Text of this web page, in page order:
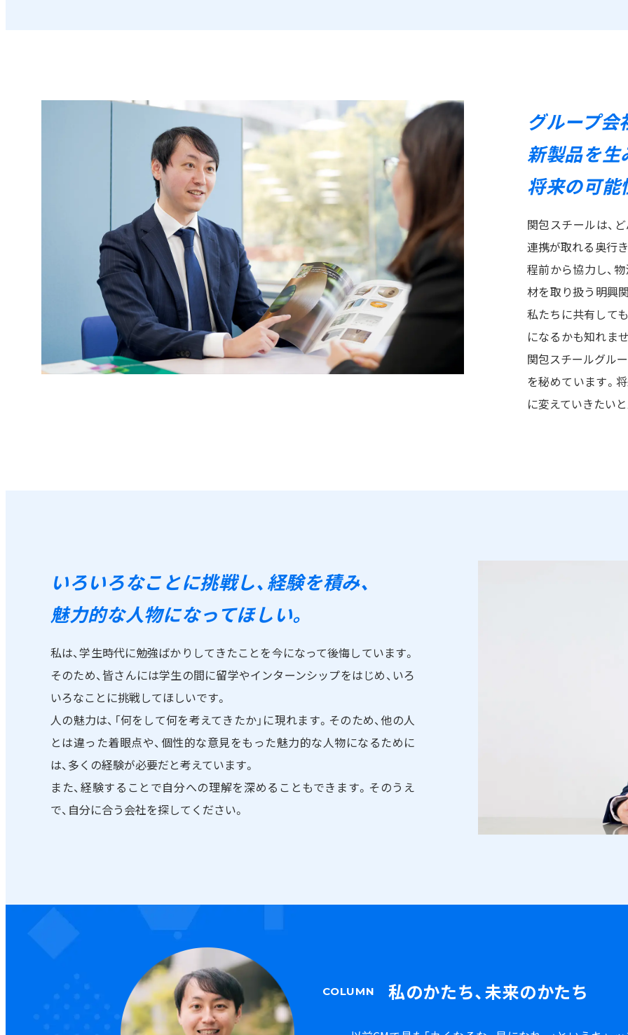
グループ会
新製品を生
将来の可能
関包スチールは、
連携が取れる奥行
程前から協力し、
材を取り扱う明興
私たちに共有して
になるかも知れま
関包スチールグル
を秘めています。
に変えていきたい
いろいろなことに挑戦し、経験を積み、
魅力的な人物になってほしい。
私は、学生時代に勉強ばかりしてきたことを今になって後悔しています。
そのため、皆さんには学生の間に留学やインターンシップをはじめ、いろ
いろなことに挑戦してほしいです。
人の魅力は、「何をして何を考えてきたか」に現れます。そのため、他の人
とは違った着眼点や、個性的な意見をもった魅力的な人物になるために
は、多くの経験が必要だと考えています。
また、経験することで自分への理解を深めることもできます。そのうえ
で、自分に合う会社を探してください。
COLUMN 私のかたち、未来のかたち